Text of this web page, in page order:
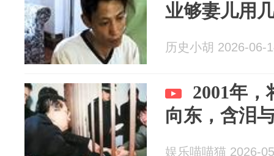
业够妻儿用
历史小胡 2026-06-
2001年
向东，含泪
娱乐喵喵猫 2026-